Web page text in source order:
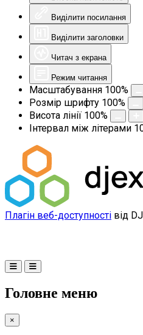
Виділити посилання
Виділити заголовки
Читач з екрана
Режим читання
Масштабування 100%
Розмір шрифту 100%
Висота лінії 100%
Інтервал між літерами
Плагін веб-доступності від
Головне меню
×